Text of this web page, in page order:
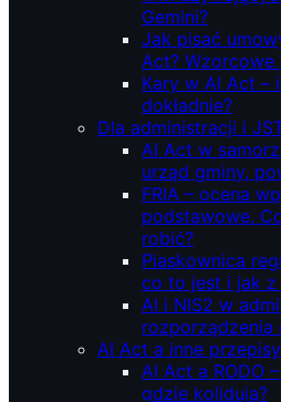
Gemini?
Jak pisać
Act? Wzorcowe
Kary w AI Act –
dokładnie?
Dla administracji i
AI Act w
urząd gminy,
FRIA – ocena
podstawowe.
robić?
Piaskownica
co to jest i jak z
AI i NIS2 w
rozporządzenia
AI Act a inne przepisy
AI Act a RODO
gdzie kolidują?